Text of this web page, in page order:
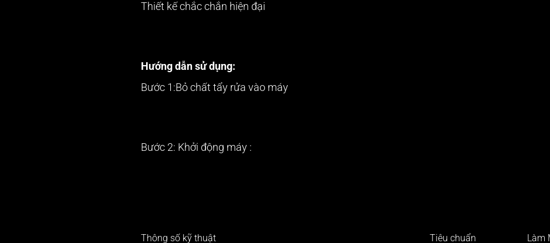
Thiết kế chắc chắn hiện đại
Hướng dẫn sử dụng:
Bước 1:Bỏ chất tẩy rửa vào máy
Bước 2: Khởi động máy :
Thông số kỹ thuật Tiêu chuẩn Làm